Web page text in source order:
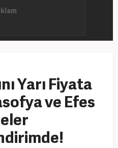
Yarı Fiyata
ve Efes